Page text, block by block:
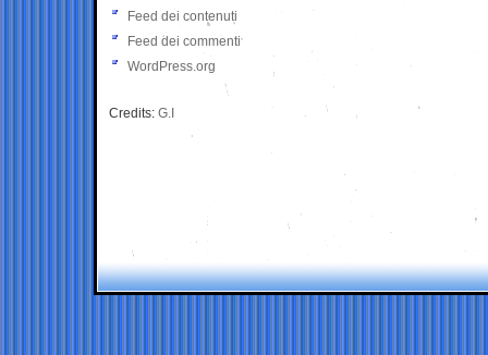
Feed dei contenuti
Feed dei commenti
WordPress.org
Credits: G.I